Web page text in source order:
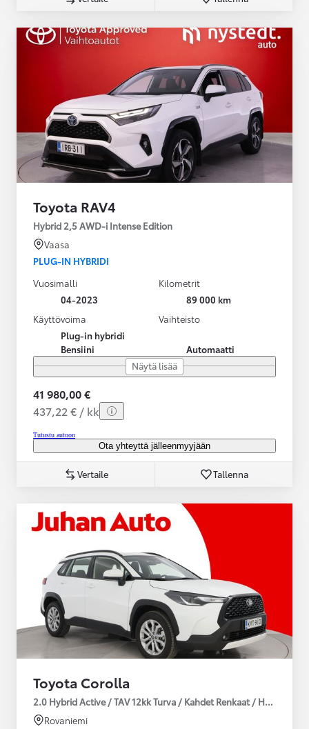
Toyota RAV4
Hybrid 2,5 AWD-i Intense Edition
Vaasa
PLUG-IN HYBRIDI
Vuosimalli
04-2023
Kilometrit
89 000 km
Käyttövoima
Plug-in hybridi
Bensiini
Vaihteisto
Automaatti
Näytä lisää
41 980,00 €
437,22 € / kk
Tutustu autoon
Ota yhteyttä jälleenmyyjään
Vertaile Tallenna
Toyota Corolla
2.0 Hybrid Active / TAV 12kk Turva / Kahdet Renkaat /
Rovaniemi